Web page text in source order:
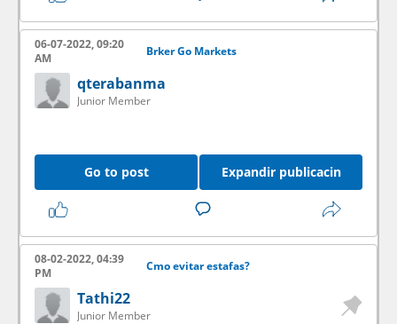
06-07-2022, 09:20
AM
Brker Go Markets
qterabanma
Junior Member
Go to post Expandir publicacin
08-02-2022, 04:39
PM
Cmo evitar estafas?
Tathi22
Junior Member